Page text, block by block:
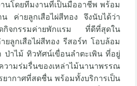
นโดยทีมงานที่เป็นมืออาชีพ พร้อม
ค่ายลูกเสือไผ่สีทอง จึงนับได้ว่า
ดกิจกรรมค่ายพักแรม ที่ดีที่สุดใน
ยลูกเสือไผ่สีทอง รีสอร์ท โอบล้อม
ป่าไม้ ทิวทัศน์เขื่อนลำตะเพิน ที่อยู่
ร่มรื่นของเหล่าไม้นานาพรรณ
ากาศที่สดชื่น พร้อมทั้งบริการเป็น